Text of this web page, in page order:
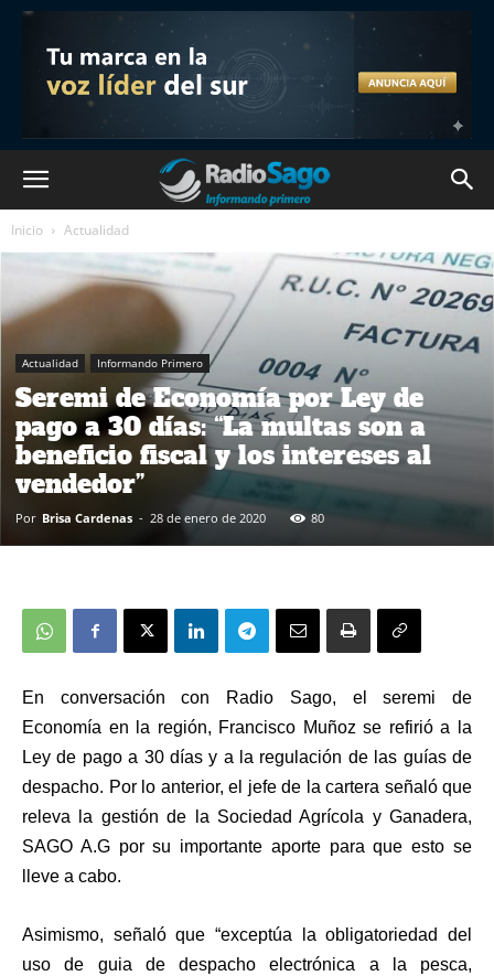
Inicio Actualidad
Actualidad Informando Primero
Seremi de Economía por Ley de
pago a 30 días: “La multas son a
beneficio fiscal y los intereses al
vendedor”
Por Brisa Cardenas - 28 de enero de 2020 80
En conversación con Radio Sago, el seremi de
Economía en la región, Francisco Muñoz se refirió a la
Ley de pago a 30 días y a la regulación de las guías de
despacho. Por lo anterior, el jefe de la cartera señaló que
releva la gestión de la Sociedad Agrícola y Ganadera,
SAGO A.G por su importante aporte para que esto se
lleve a cabo.
Asimismo, señaló que “exceptúa la obligatoriedad del
uso de guia de despacho electrónica a la pesca,